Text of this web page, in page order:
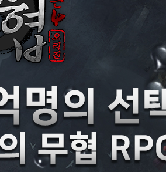
공지사항
GM TIP